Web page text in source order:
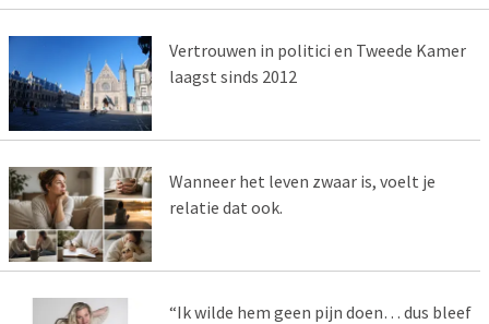
Vertrouwen in politici en Tweede Kamer
laagst sinds 2012
Wanneer het leven zwaar is, voelt je
relatie dat ook.
“Ik wilde hem geen pijn doen… dus bleef